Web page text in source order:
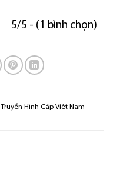
5/5 - (1 bình chọn)
Truyền Hình Cáp Việt Nam -